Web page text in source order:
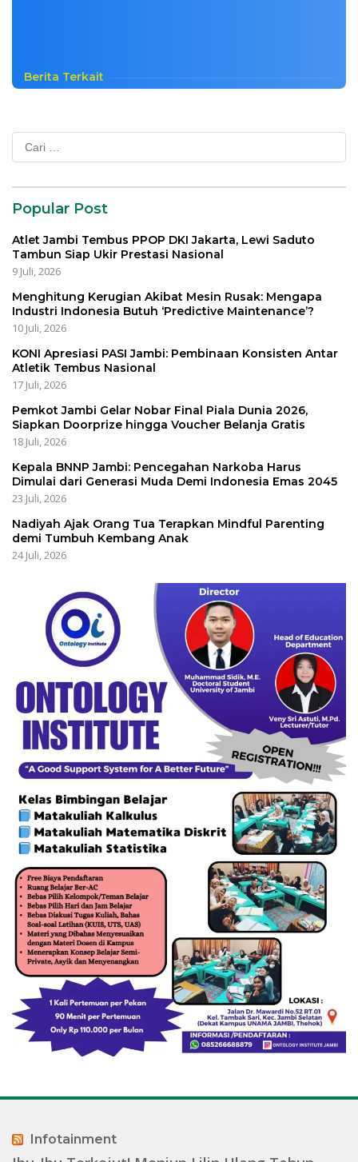
Berita Terkait
Cari
untuk:
Popular Post
Atlet Jambi Tembus PPOP DKI Jakarta, Lewi Saduto
Tambun Siap Ukir Prestasi Nasional
9 Juli, 2026
Menghitung Kerugian Akibat Mesin Rusak: Mengapa
Industri Indonesia Butuh ‘Predictive Maintenance’?
10 Juli, 2026
KONI Apresiasi PASI Jambi: Pembinaan Konsisten Antar
Atletik Tembus Nasional
17 Juli, 2026
Pemkot Jambi Gelar Nobar Final Piala Dunia 2026,
Siapkan Doorprize hingga Voucher Belanja Gratis
18 Juli, 2026
Kepala BNNP Jambi: Pencegahan Narkoba Harus
Dimulai dari Generasi Muda Demi Indonesia Emas 2045
23 Juli, 2026
Nadiyah Ajak Orang Tua Terapkan Mindful Parenting
demi Tumbuh Kembang Anak
24 Juli, 2026
Infotainment